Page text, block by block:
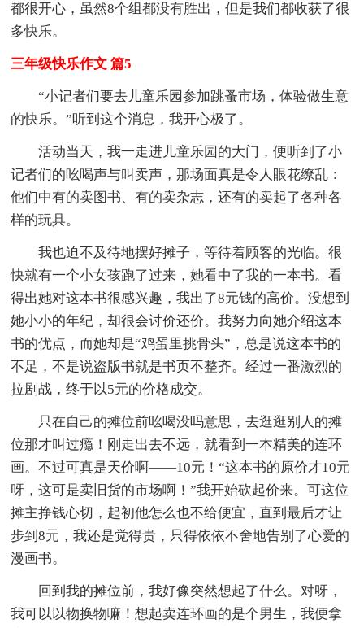
都很开心，虽然8个组都没有胜出，但是我们都收获了很
多快乐。
三年级快乐作文 篇5
“小记者们要去儿童乐园参加跳蚤市场，体验做生意
的快乐。”听到这个消息，我开心极了。
活动当天，我一走进儿童乐园的大门，便听到了小
记者们的吆喝声与叫卖声，那场面真是令人眼花缭乱：
他们中有的卖图书、有的卖杂志，还有的卖起了各种各
样的玩具。
我也迫不及待地摆好摊子，等待着顾客的光临。很
快就有一个小女孩跑了过来，她看中了我的一本书。看
得出她对这本书很感兴趣，我出了8元钱的高价。没想到
她小小的年纪，却很会讨价还价。我努力向她介绍这本
书的优点，而她却是“鸡蛋里挑骨头”，总是说这本书的
不足，不是说盗版书就是书页不整齐。经过一番激烈的
拉剧战，终于以5元的价格成交。
只在自己的摊位前吆喝没吗意思，去逛逛别人的摊
位那才叫过瘾！刚走出去不远，就看到一本精美的连环
画。不过可真是天价啊——10元！“这本书的原价才10元
呀，这可是卖旧货的市场啊！”我开始砍起价来。可这位
摊主挣钱心切，起初他怎么也不给便宜，直到最后才让
步到8元，我还是觉得贵，只得依依不舍地告别了心爱的
漫画书。
回到我的摊位前，我好像突然想起了什么。对呀，
我可以以物换物嘛！想起卖连环画的是个男生，我便拿